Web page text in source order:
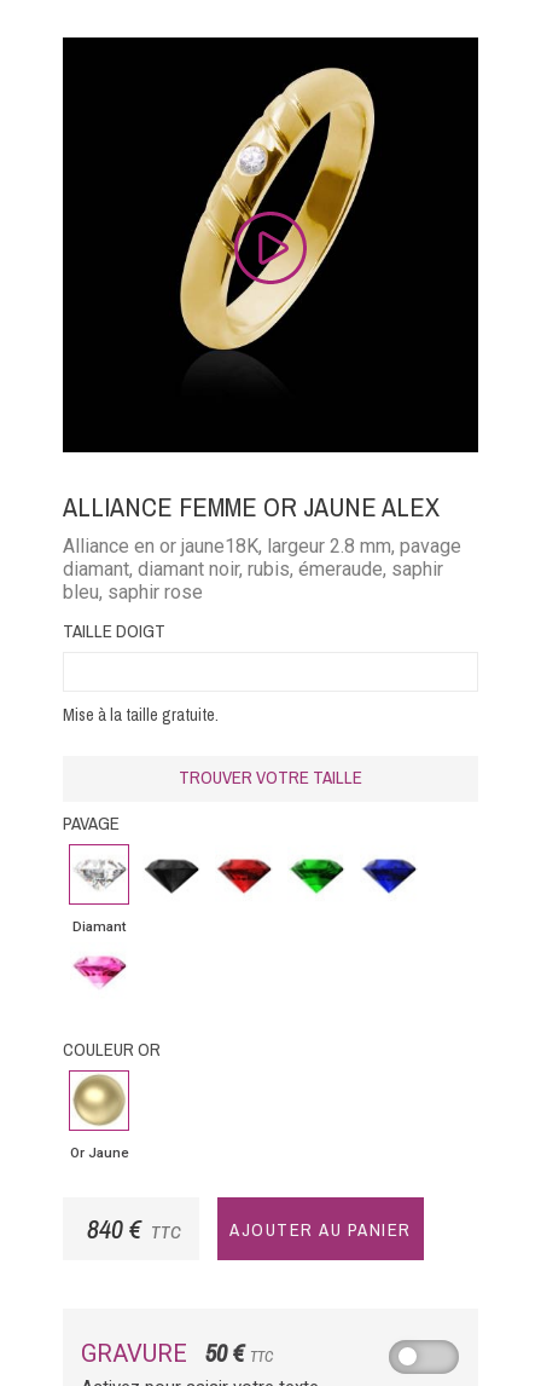
ALLIANCE FEMME OR JAUNE ALEX
Alliance en or jaune18K, largeur 2.8 mm, pavage
diamant, diamant noir, rubis, émeraude, saphir
bleu, saphir rose
TAILLE DOIGT
Mise à la taille gratuite.
TROUVER VOTRE TAILLE
PAVAGE
Diamant
Diamant
Diamant
noir
Rubis Emeraude Saphir
bleu
Saphir
rose
COULEUR OR
Or
Jaune
Or Jaune
840 € TTC AJOUTER AU PANIER
GRAVURE 50 € TTC